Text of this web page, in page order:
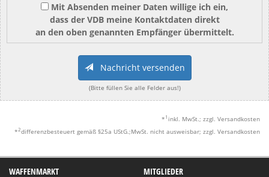
Mit Absenden meiner Daten willige ich ein,
dass der VDB meine Kontaktdaten direkt
an den oben genannten Empfänger übermittelt.
Nachricht versenden
(Bitte füllen Sie alle Felder aus!)
* 1 inkl. MwSt.; zzgl. Versandkosten
*2differenzbesteuert gemäß §25a UStG.;MwSt. nicht ausweisbar; zzgl. Versandkosten
WAFFENMARKT MITGLIEDER